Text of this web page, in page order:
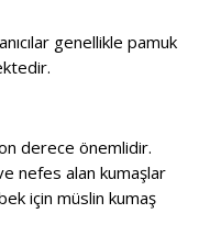
genellikle pamuk
derece önemlidir.
nefes alan kumaşlar
için müslin kumaş